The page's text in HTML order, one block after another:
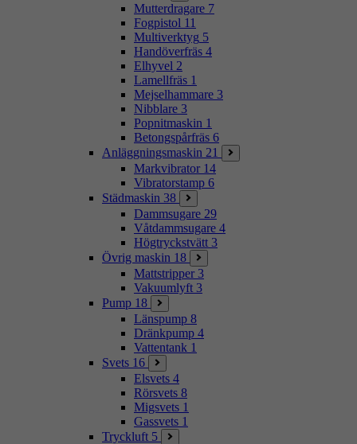
Mutterdragare 7
Fogpistol 11
Multiverktyg 5
Handöverfräs 4
Elhyvel 2
Lamellfräs 1
Mejselhammare 3
Nibblare 3
Popnitmaskin 1
Betongspårfräs 6
Anläggningsmaskin 21
Markvibrator 14
Vibratorstamp 6
Städmaskin 38
Dammsugare 29
Våtdammsugare 4
Högtryckstvätt 3
Övrig maskin 18
Mattstripper 3
Vakuumlyft 3
Pump 18
Länspump 8
Dränkpump 4
Vattentank 1
Svets 16
Elsvets 4
Rörsvets 8
Migsvets 1
Gassvets 1
Tryckluft 5